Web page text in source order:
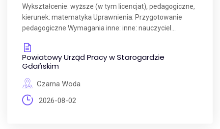
Wykształcenie: wyższe (w tym licencjat), pedagogiczne,
kierunek: matematyka Uprawnienia: Przygotowanie
pedagogiczne Wymagania inne: inne: nauczyciel...
Powiatowy Urząd Pracy w Starogardzie
Gdańskim
Czarna Woda
2026-08-02